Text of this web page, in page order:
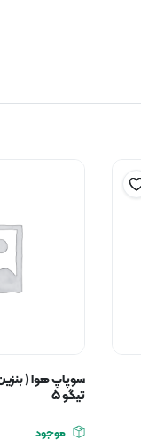
تیگو ۵
موجود